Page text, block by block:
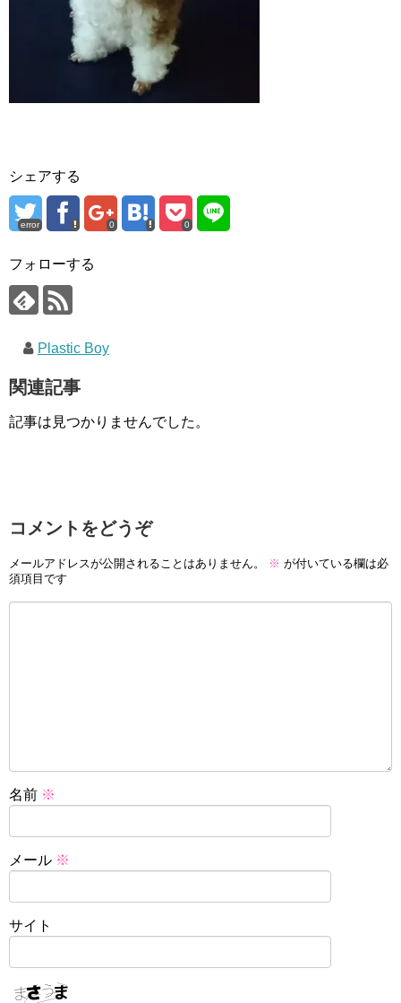
シェアする
error 0 0
フォローする
Plastic Boy
関連記事
記事は見つかりませんでした。
コメントをどうぞ
メールアドレスが公開されることはありません。 ※ が付いている欄は必
須項目です
名前 ※
メール ※
サイト